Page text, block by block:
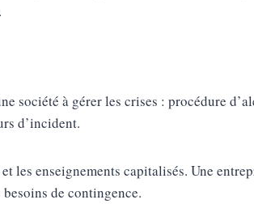
société à gérer les crises : procédure
d’incident.
les enseignements capitalisés. Une
de contingence.